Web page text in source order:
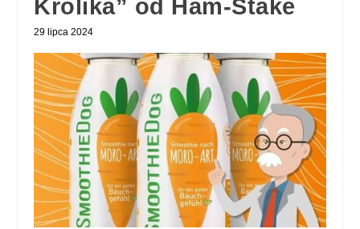
Królika” od Ham-Stake
29 lipca 2024